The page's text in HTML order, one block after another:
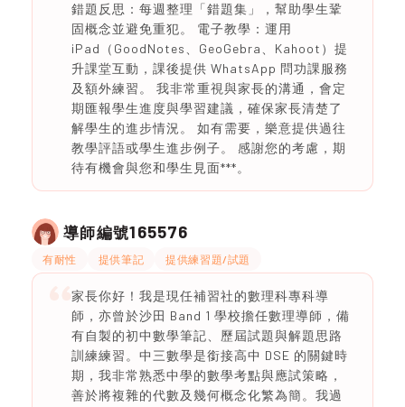
錯題反思：每週整理「錯題集」，幫助學生鞏
固概念並避免重犯。 電子教學：運用
iPad（GoodNotes、GeoGebra、Kahoot）提
升課堂互動，課後提供 WhatsApp 問功課服務
及額外練習。 我非常重視與家長的溝通，會定
期匯報學生進度與學習建議，確保家長清楚了
解學生的進步情況。 如有需要，樂意提供過往
教學評語或學生進步例子。 感謝您的考慮，期
待有機會與您和學生見面***。
導師編號165576
有耐性 提供筆記 提供練習題/試題
家長你好！我是現任補習社的數理科專科導
師，亦曾於沙田 Band 1 學校擔任數理導師，備
有自製的初中數學筆記、歷屆試題與解題思路
訓練練習。中三數學是銜接高中 DSE 的關鍵時
期，我非常熟悉中學的數學考點與應試策略，
善於將複雜的代數及幾何概念化繁為簡。我過